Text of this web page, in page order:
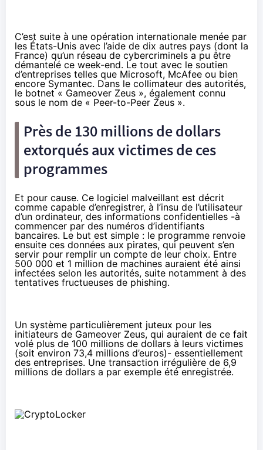
C’est suite à une opération internationale menée par
les États-Unis avec l’aide de dix autres pays (dont la
France) qu’un réseau de cybercriminels a pu être
démantelé ce week-end. Le tout avec le soutien
d’entreprises telles que Microsoft, McAfee ou bien
encore Symantec. Dans le collimateur des autorités,
le botnet « Gameover Zeus », également connu
sous le nom de « Peer-to-Peer Zeus ».
Près de 130 millions de dollars
extorqués aux victimes de ces
programmes
Et pour cause. Ce logiciel malveillant est décrit
comme capable d’enregistrer, à l’insu de l’utilisateur
d’un ordinateur, des informations confidentielles -à
commencer par des numéros d’identifiants
bancaires. Le but est simple : le programme renvoie
ensuite ces données aux pirates, qui peuvent s’en
servir pour remplir un compte de leur choix. Entre
500 000 et 1 million de machines auraient été ainsi
infectées selon les autorités, suite notamment à des
tentatives fructueuses de phishing.
Un système particulièrement juteux pour les
initiateurs de Gameover Zeus, qui auraient de ce fait
volé plus de 100 millions de dollars à leurs victimes
(soit environ 73,4 millions d’euros)- essentiellement
des entreprises. Une transaction irrégulière de 6,9
millions de dollars a par exemple été enregistrée.